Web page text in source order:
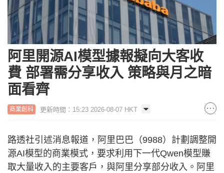
阿里開源AI模型據報擬向大客收
費 部署需分享收入 策略與月之暗
面看齊
商業創科 更新時間：15:23 2026-08-07 HKT
路透社引述消息報道，阿里巴巴（9988）計劃調整開
源AI模型的商業模式，要求利用下一代Qwen模型賺
取大量收入的主要客戶，與阿里分享部分收入。阿里